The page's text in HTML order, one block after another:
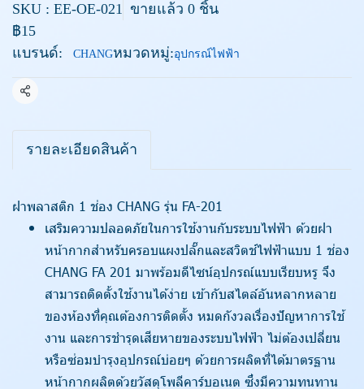
SKU : EE-OE-021 ขายแล้ว 0 ชิ้น
฿15
แบรนด์:
CHANGหมวดหมู่:อุปกรณ์ไฟฟ้า
แชร์
รายละเอียดสินค้า
ฝาพลาสติก 1 ช่อง CHANG รุ่น FA-201
เสริมความปลอดภัยในการใช้งานกับระบบไฟฟ้า ด้วยฝา
หน้ากากสำหรับครอบแผงปลั๊กและสวิตช์ไฟฟ้าแบบ 1 ช่อง
CHANG FA 201 มาพร้อมดีไซน์อุปกรณ์แบบเรียบหรู จึง
สามารถติดตั้งใช้งานได้ง่าย เข้ากับสไตล์อันหลากหลาย
ของห้องที่คุณต้องการติดตั้ง หมดกังวลเรื่องปัญหาการใช้
งาน และการชำรุดเสียหายของระบบไฟฟ้า ไม่ต้องเปลี่ยน
หรือซ่อมบำรุงอุปกรณ์บ่อยๆ ด้วยการผลิตที่ได้มาตรฐาน
หน้ากากผลิตด้วยวัสดุโพลีคาร์บอเนต ซึ่งมีความทนทาน